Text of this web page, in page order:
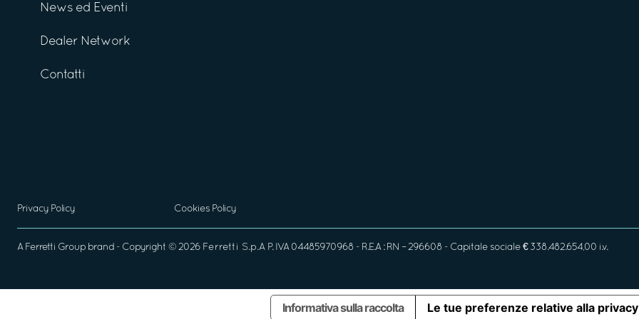
News ed Eventi
Dealer Network
Contatti
Privacy Policy Cookies Policy
A Ferretti Group brand - Copyright © 2026 Ferretti S.p.A P. IVA 04485970968 - R.E.A : RN – 296608 - Capitale sociale € 338.482.654,00 i.v.
Informativa sulla raccolta Le tue preferenze relative alla privacy